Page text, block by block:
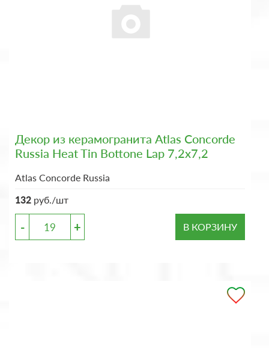
Декор из керамогранита Atlas Concorde
Russia Heat Tin Bottone Lap 7,2x7,2
Atlas Concorde Russia
132 руб./шт
- + В КОРЗИНУ